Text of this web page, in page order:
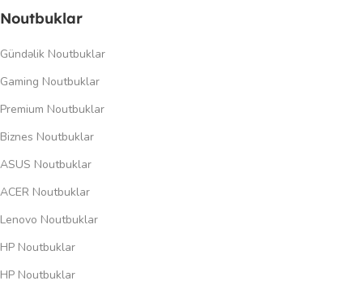
Noutbuklar
Gündəlik Noutbuklar
Gaming Noutbuklar
Premium Noutbuklar
Biznes Noutbuklar
ASUS Noutbuklar
ACER Noutbuklar
Lenovo Noutbuklar
HP Noutbuklar
HP Noutbuklar